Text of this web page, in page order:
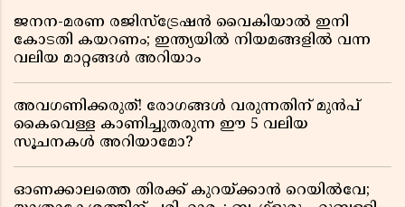
ജനന-മരണ രജിസ്ട്രേഷൻ വൈകിയാൽ ഇനി
കോടതി കയറണം; ഇന്ത്യയിൽ നിയമങ്ങളിൽ വന്ന
വലിയ മാറ്റങ്ങൾ അറിയാം
അവഗണിക്കരുത്! രോഗങ്ങൾ വരുന്നതിന് മുൻപ്
കൈവെള്ള കാണിച്ചുതരുന്ന ഈ 5 വലിയ
സൂചനകൾ അറിയാമോ?
ഓണക്കാലത്തെ തിരക്ക് കുറയ്ക്കാൻ റെയിൽവേ;